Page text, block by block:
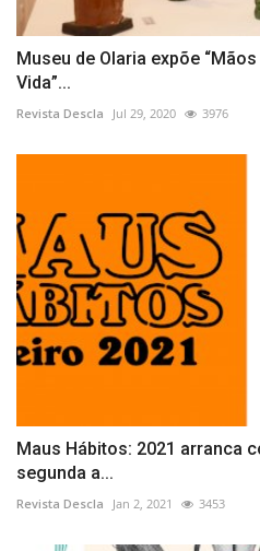
Museu de Olaria expõe
Vida”...
Revista Descla Jul 29, 2020 3976
Maus Hábitos: 2021 arranca
segunda a...
Revista Descla Jan 2, 2021 3453